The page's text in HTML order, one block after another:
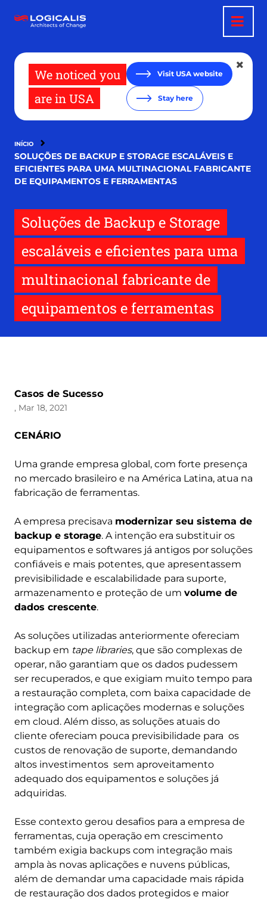
para
We noticed you
are in USA
Visit USA website
Stay here
INÍCIO
SOLUÇÕES DE BACKUP E STORAGE ESCALÁVEIS E
EFICIENTES PARA UMA MULTINACIONAL FABRICANTE
DE EQUIPAMENTOS E FERRAMENTAS
Soluções de Backup e Storage
escaláveis e eficientes para uma
multinacional fabricante de
equipamentos e ferramentas
Casos de Sucesso
, Mar 18, 2021
CENÁRIO
Uma grande empresa global, com forte presença
no mercado brasileiro e na América Latina, atua na
fabricação de ferramentas.
A empresa precisava modernizar seu sistema de
backup e storage. A intenção era substituir os
equipamentos e softwares já antigos por soluções
confiáveis e mais potentes, que apresentassem
previsibilidade e escalabilidade para suporte,
armazenamento e proteção de um volume de
dados crescente.
As soluções utilizadas anteriormente ofereciam
backup em tape libraries, que são complexas de
operar, não garantiam que os dados pudessem
ser recuperados, e que exigiam muito tempo para
a restauração completa, com baixa capacidade de
integração com aplicações modernas e soluções
em cloud. Além disso, as soluções atuais do
cliente ofereciam pouca previsibilidade para os
custos de renovação de suporte, demandando
altos investimentos sem aproveitamento
adequado dos equipamentos e soluções já
adquiridas.
Esse contexto gerou desafios para a empresa de
ferramentas, cuja operação em crescimento
também exigia backups com integração mais
ampla às novas aplicações e nuvens públicas,
além de demandar uma capacidade mais rápida
de restauração dos dados protegidos e maior